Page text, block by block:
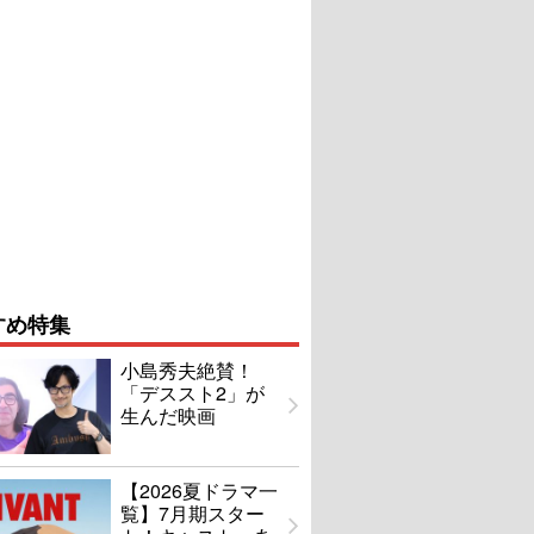
特集
小島秀夫絶賛！
「デススト2」が
生んだ映画
【2026夏ドラマ一
覧】7月期スター